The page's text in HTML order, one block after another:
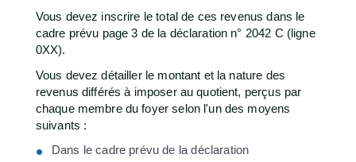
Vous devez inscrire le total de ces revenus dans le
cadre prévu page 3 de la déclaration n° 2042 C (ligne
0XX).
Vous devez détailler le montant et la nature des
revenus différés à imposer au quotient, perçus par
chaque membre du foyer selon l'un des moyens
suivants :
Dans le cadre prévu de la déclaration